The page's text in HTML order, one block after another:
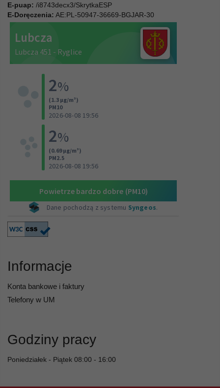
E-puap: /i8743decx3/SkrytkaESP
E-Doręczenia: AE:PL-50947-36669-BGJAR-30
Informacje
Konta bankowe i faktury
Telefony w UM
Godziny pracy
Poniedziałek - Piątek 08:00 - 16:00